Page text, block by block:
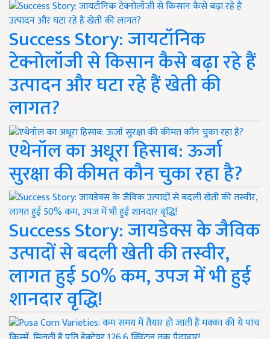
Success Story: जायटॉनिक
टेक्नोलॉजी से किसान कैसे बढ़ा रहे हैं
उत्पादन और घटा रहे हैं खेती की
लागत?
एथेनॉल का अधूरा हिसाब: ऊर्जा
सुरक्षा की कीमत कौन चुका रहा है?
Success Story: जायडेक्स के जैविक
उत्पादों से बदली खेती की तस्वीर,
लागत हुई 50% कम, उपज में भी हुई
शानदार वृद्धि!